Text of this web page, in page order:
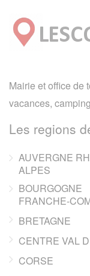
Mairie et office de
vacances,
Les regions
AUVERGNE
ALPES
BOURGOGNE
FRANCHE-
BRETAGNE
CENTRE VAL
CORSE